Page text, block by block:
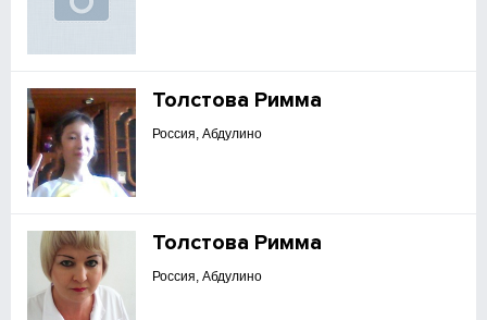
Толстова Римма
Россия, Абдулино
Толстова Римма
Россия, Абдулино